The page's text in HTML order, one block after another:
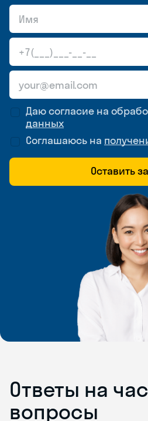
Даю согласие на
данных
Соглашаюсь на
Оставить
Ответы на
вопросы